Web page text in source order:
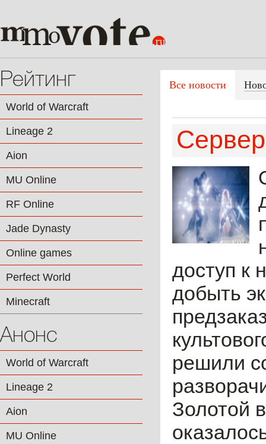
Рейтинг
World of Warcraft
Lineage 2
Aion
MU Online
RF Online
Jade Dynasty
Online games
Perfect World
Minecraft
Анонс
World of Warcraft
Lineage 2
Aion
MU Online
Все новости
доступ к
добыть
решили
Золотой